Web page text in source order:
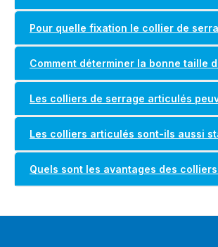
Pour quelle fixation le collier de
Comment déterminer la bonne taille
Les colliers de serrage articulés
Les colliers articulés sont-ils aussi
Quels sont les avantages des